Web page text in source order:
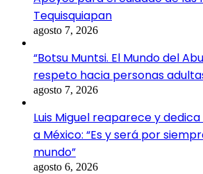
Tequisquiapan
agosto 7, 2026
“Botsu Muntsi. El Mundo del
respeto hacia personas
agosto 7, 2026
Luis Miguel reaparece y
a México: “Es y será por
mundo”
agosto 6, 2026